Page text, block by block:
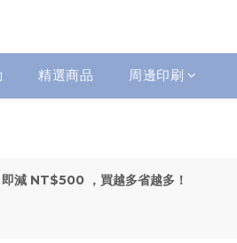
精選商品 周邊印刷
減 NT$500 ，買越多省越多！